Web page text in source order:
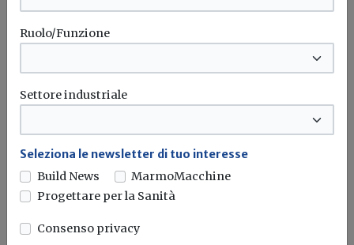
Superbonus, dal Fisco chiarimenti su
attestazione congruità delle spese in
base ai prezzari vigenti
Ruolo/Funzione
Settore industriale
Seleziona le newsletter di tuo interesse
Build News
MarmoMacchine
Progettare per la Sanità
Consenso privacy